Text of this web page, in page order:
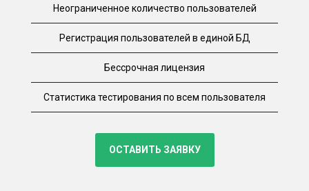
Неограниченное количество пользователей
Регистрация пользователей в единой БД
Бессрочная лицензия
Статистика тестирования по всем пользователя
ОСТАВИТЬ ЗАЯВКУ